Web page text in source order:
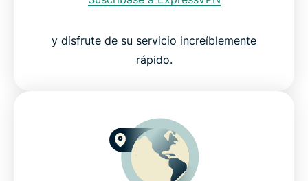
Preguntas frecuentes sobre usar una VPN con
y disfrute de su servicio increíblemente
rápido.